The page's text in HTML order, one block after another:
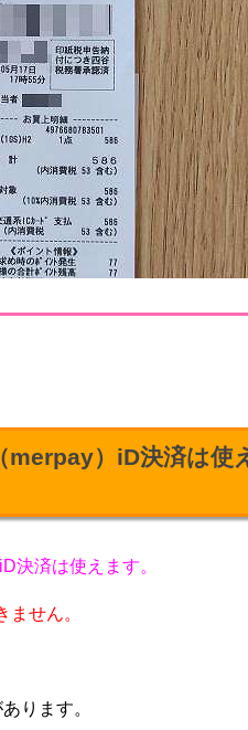
）iD決済は使
決済は使えます。
ません。
ります。